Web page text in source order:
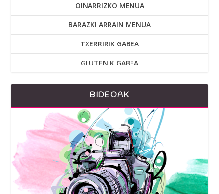
OINARRIZKO MENUA
BARAZKI ARRAIN MENUA
TXERRIRIK GABEA
GLUTENIK GABEA
BIDEOAK